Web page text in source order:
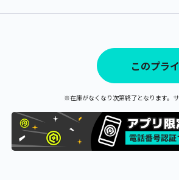
このプラ
※在庫がなくなり次第終了となります。